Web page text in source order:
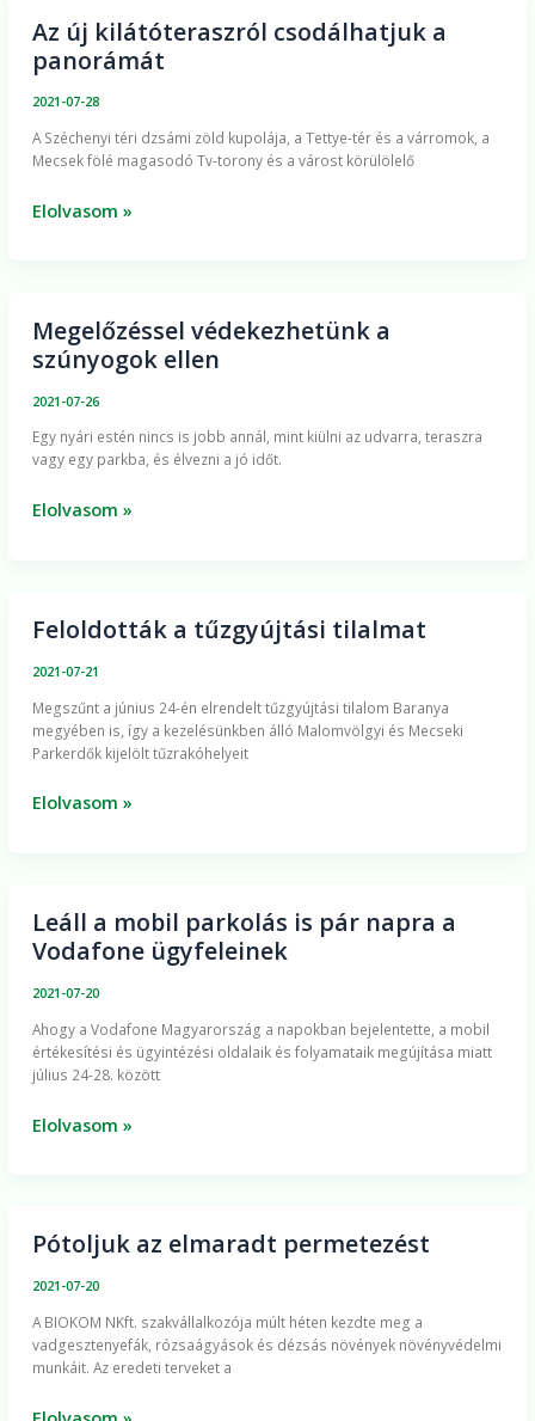
Az új kilátóteraszról csodálhatjuk a
panorámát
2021-07-28
A Széchenyi téri dzsámi zöld kupolája, a Tettye-tér és a várromok, a
Mecsek fölé magasodó Tv-torony és a várost körülölelő
Az
új
a
panorámát
Elolvasom »
Megelőzéssel védekezhetünk a
szúnyogok ellen
2021-07-26
Egy nyári estén nincs is jobb annál, mint kiülni az udvarra, teraszra
vagy egy parkba, és élvezni a jó időt.
Megelőzéssel
védekezhetünk
ellen
Elolvasom »
Feloldották a tűzgyújtási tilalmat
2021-07-21
Megszűnt a június 24-én elrendelt tűzgyújtási tilalom Baranya
megyében is, így a kezelésünkben álló Malomvölgyi és Mecseki
Parkerdők kijelölt tűzrakóhelyeit
Feloldották
tilalmat
Elolvasom »
Leáll a mobil parkolás is pár napra a
Vodafone ügyfeleinek
2021-07-20
Ahogy a Vodafone Magyarország a napokban bejelentette, a mobil
értékesítési és ügyintézési oldalaik és folyamataik megújítása miatt
július 24-28. között
Leáll
a
is
pár
a
Elolvasom »
Pótoljuk az elmaradt permetezést
2021-07-20
​A BIOKOM NKft. szakvállalkozója múlt héten kezdte meg a
vadgesztenyefák, rózsaágyások és dézsás növények növényvédelmi
munkáit. Az eredeti terveket a
Pótoljuk
permetezést